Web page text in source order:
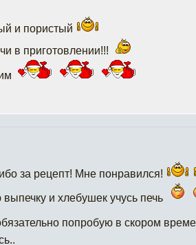
и пористый
в приготовлении!!!
за рецепт! Мне понравился!
и хлебушек учусь печь
попробую в скором